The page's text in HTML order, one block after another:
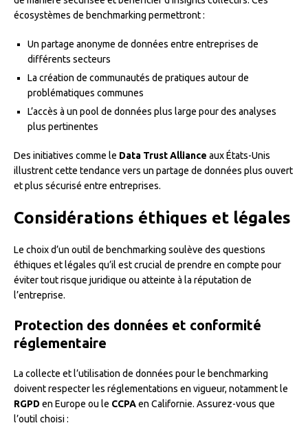
écosystèmes de benchmarking permettront :
Un partage anonyme de données entre entreprises de
différents secteurs
La création de communautés de pratiques autour de
problématiques communes
L’accès à un pool de données plus large pour des analyses
plus pertinentes
Des initiatives comme le Data Trust Alliance aux États-Unis
illustrent cette tendance vers un partage de données plus ouvert
et plus sécurisé entre entreprises.
Considérations éthiques et légales
Le choix d’un outil de benchmarking soulève des questions
éthiques et légales qu’il est crucial de prendre en compte pour
éviter tout risque juridique ou atteinte à la réputation de
l’entreprise.
Protection des données et conformité
réglementaire
La collecte et l’utilisation de données pour le benchmarking
doivent respecter les réglementations en vigueur, notamment le
RGPD en Europe ou le CCPAen Californie. Assurez-vous que
l’outil choisi :